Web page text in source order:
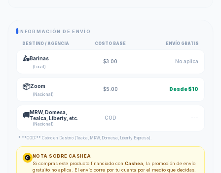
INFORMACIÓN DE ENVÍO
DESTINO / AGENCIA COSTO BASE ENVÍO GRATIS
🛵Barinas
(Local)
$3.00 No aplica
📦Zoom
(Nacional)
$5.00 Desde $10
🚚MRW, Domesa,
Tealca, Liberty, etc.
(Nacional)
COD ---
* **COD:** Cobro en Destino (Tealca, MRW, Domesa, Liberty Express).
NOTA SOBRE CASHEA
Si compras este producto financiado con Cashea , la promoción de envío
gratuito no aplica. El envío corre por tu cuenta por el medio que decidas.